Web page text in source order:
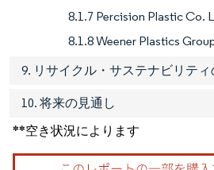
8.1.7 Percision Plastic Co.
8.1.8 Weener Plastics
9. リサイクル・サステナビリティ
10. 将来の見通し
**空き状況によります